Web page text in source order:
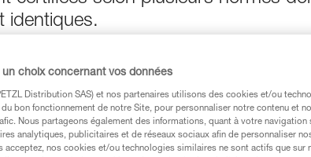
identiques.
des produits utilisés dans ce conseil avant de le
de la notice technique pour pouvoir
un choix concernant vos données
Distribution SAS) et nos partenaires utilisons des cookies et/ou
du bon fonctionnement de notre Site, pour personnaliser notre contenu et
Nous partageons également des informations, quant à votre navigation
analytiques, publicitaires et de réseaux sociaux afin de personnaliser
acceptez, nos cookies et/ou technologies similaires ne sont actifs que sur